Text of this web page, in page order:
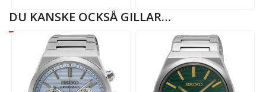
DU KANSKE OCKSÅ GILLAR…